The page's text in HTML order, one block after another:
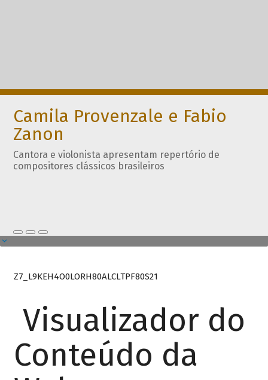
Camila Provenzale e Fabio
Zanon
Cantora e violonista apresentam repertório de
compositores clássicos brasileiros
Z7_L9KEH4O0LORH80ALCLTPF80S21
Visualizador do
Conteúdo da